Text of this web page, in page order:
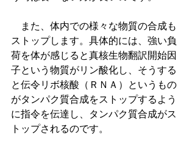
また、体内での様々な物質の合成も
ストップします。具体的には、強い負
荷を体が感じると真核生物翻訳開始因
子という物質がリン酸化し、そうする
と伝令リボ核酸（ＲＮＡ）というもの
がタンパク質合成をストップするよう
に指令を伝達し、タンパク質合成がス
トップされるのです。